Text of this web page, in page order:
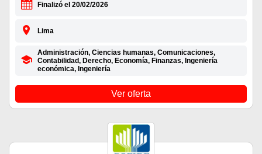
Finalizó el 20/02/2026
Lima
Administración, Ciencias humanas, Comunicaciones,
Contabilidad, Derecho, Economía, Finanzas, Ingeniería
económica, Ingeniería
Ver oferta